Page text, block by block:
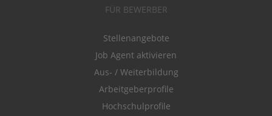
FÜR BEWERBER
Stellenangebote
Job Agent aktivieren
Aus- / Weiterbildung
Arbeitgeberprofile
Hochschulprofile